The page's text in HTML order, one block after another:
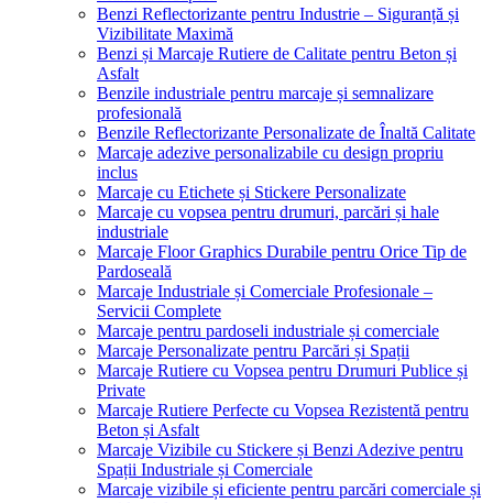
Benzi Reflectorizante pentru Industrie – Siguranță și
Vizibilitate Maximă
Benzi și Marcaje Rutiere de Calitate pentru Beton și
Asfalt
Benzile industriale pentru marcaje și semnalizare
profesională
Benzile Reflectorizante Personalizate de Înaltă Calitate
Marcaje adezive personalizabile cu design propriu
inclus
Marcaje cu Etichete și Stickere Personalizate
Marcaje cu vopsea pentru drumuri, parcări și hale
industriale
Marcaje Floor Graphics Durabile pentru Orice Tip de
Pardoseală
Marcaje Industriale și Comerciale Profesionale –
Servicii Complete
Marcaje pentru pardoseli industriale și comerciale
Marcaje Personalizate pentru Parcări și Spații
Marcaje Rutiere cu Vopsea pentru Drumuri Publice și
Private
Marcaje Rutiere Perfecte cu Vopsea Rezistentă pentru
Beton și Asfalt
Marcaje Vizibile cu Stickere și Benzi Adezive pentru
Spații Industriale și Comerciale
Marcaje vizibile și eficiente pentru parcări comerciale și